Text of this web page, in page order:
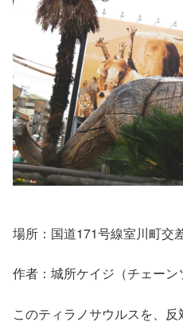
場所：国道171号線室川町交
作者：城所ケイジ（チェーン
このティラノサウルスを、